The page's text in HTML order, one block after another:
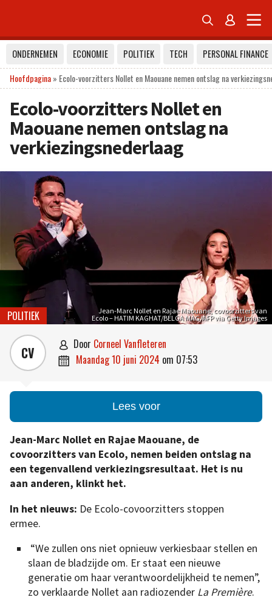
 
ONDERNEMEN ECONOMIE POLITIEK TECH
PERSONAL FINANCE
Hoofdpagina» Ecolo-voorzitters Nollet en Maouane nemen ontslag na
Ecolo-voorzitters Nollet en
Maouane nemen ontslag na
verkiezingsnederlaag
Jean-Marc Nollet en Rajae Maouane, covoorzitters van
Ecolo – HATIM KAGHAT/BELGA MAG/AFP via Getty Images
POLITIEK
CV  door Corneel Vanfleteren
 maandag 10 juni 2024 om 07:53
Lees voor
Jean-Marc Nollet en Rajae Maouane, de
covoorzitters van Ecolo, nemen beiden ontslag na
een tegenvallend verkiezingsresultaat. Het is nu
aan anderen, klinkt het.
In het nieuws: De Ecolo-covoorzitters stoppen
ermee.
“We zullen ons niet opnieuw verkiesbaar stellen en
slaan de bladzijde om. Er staat een nieuwe
generatie om haar verantwoordelijkheid te nemen”,
zo verklaarde Nollet aan radiozender La Première.